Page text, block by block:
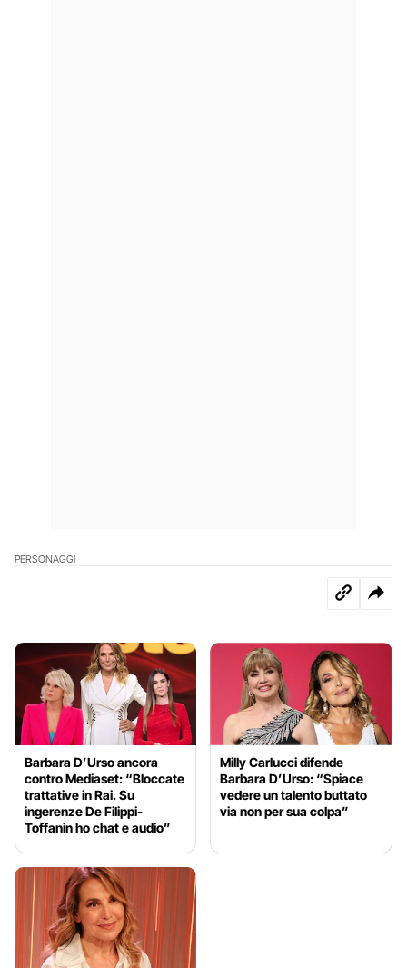
PERSONAGGI
Barbara D’Urso ancora
contro Mediaset: “Bloccate
trattative in Rai. Su
ingerenze De Filippi-
Toffanin ho chat e audio”
Milly Carlucci difende
Barbara D’Urso: “Spiace
vedere un talento buttato
via non per sua colpa”